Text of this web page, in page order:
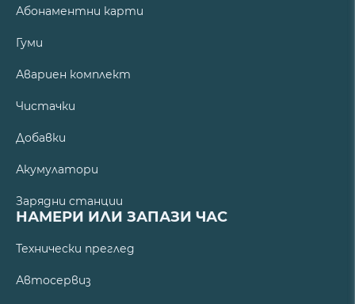
Абонаментни карти
Гуми
Авариен комплект
Чистачки
Добавки
Акумулатори
Зарядни станции
НАМЕРИ ИЛИ ЗАПАЗИ ЧАС
Технически преглед
Автосервиз